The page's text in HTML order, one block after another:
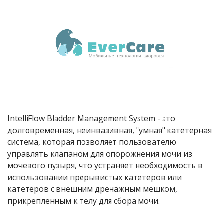
IntelliFlow Bladder Management System - это
долговременная, неинвазивная, "умная" катетерная
система, которая позволяет пользователю
управлять клапаном для опорожнения мочи из
мочевого пузыря, что устраняет необходимость в
использовании прерывистых катетеров или
катетеров с внешним дренажным мешком,
прикрепленным к телу для сбора мочи.